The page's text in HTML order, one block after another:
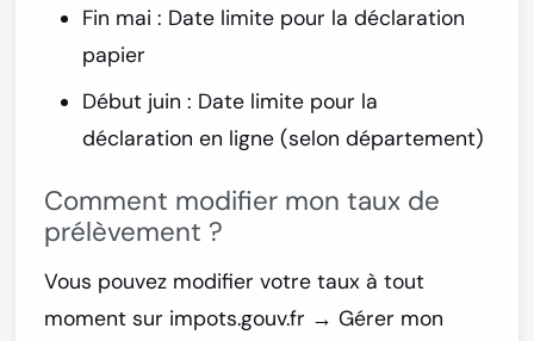
Fin mai : Date limite pour la déclaration
papier
Début juin : Date limite pour la
déclaration en ligne (selon département)
Comment modifier mon taux de
prélèvement ?
Vous pouvez modifier votre taux à tout
moment sur impots.gouv.fr → Gérer mon